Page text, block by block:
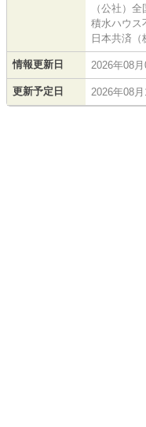
（公社）
積水ハウス
日本共済
情報更新日 2026年08月
更新予定日 2026年08月